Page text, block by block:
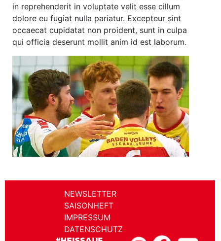
in reprehenderit in voluptate velit esse cillum
dolore eu fugiat nulla pariatur. Excepteur sint
occaecat cupidatat non proident, sunt in culpa
qui officia deserunt mollit anim id est laborum.
NEWSLETTER
SAISONHEFT
IMPRESSUM
DATENSCHUTZ